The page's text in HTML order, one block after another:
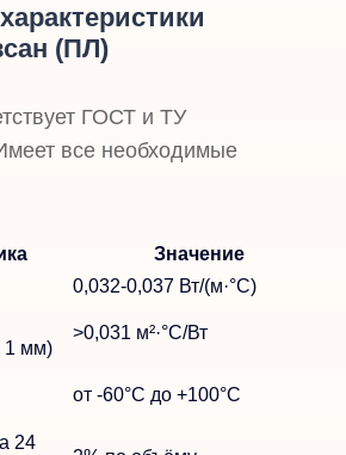
(ПЛ)
ГОСТ и ТУ
все необходимые
Значение
0,032-0,037 Вт/(м·°C)
1 мм)
>0,031 м²·°C/Вт
от -60°C до +100°C
24